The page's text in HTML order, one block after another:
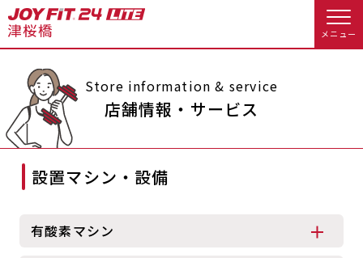
メニュー
店舗トップ
会員の方へトップ
Store information & service
店舗情報・サービス
設置マシン・設備
有酸素マシン